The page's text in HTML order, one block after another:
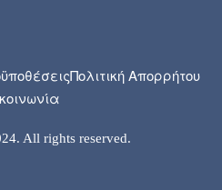
Πολιτική Απορρήτου
All rights reserved.